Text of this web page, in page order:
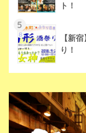
ト！
5
【新
り！